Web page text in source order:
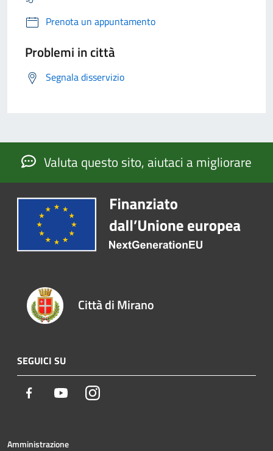
Prenota un appuntamento
Problemi in città
Segnala disservizio
Valuta questo sito, aiutaci a migliorare
Città di Mirano
SEGUICI SU
Facebook YoutubeInstagram
Amministrazione